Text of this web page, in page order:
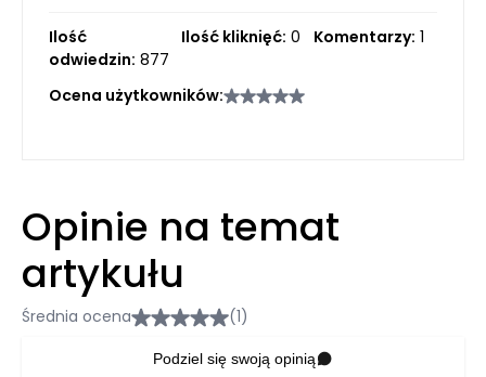
Ilość
odwiedzin: 877
Ilość kliknięć: 0 Komentarzy: 1
Ocena użytkowników:
Opinie na temat
artykułu
Średnia ocena (1)
Podziel się swoją opinią